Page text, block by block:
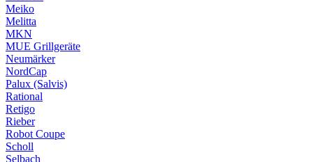
Meiko
Melitta
MKN
MUE Grillgeräte
Neumärker
NordCap
Palux (Salvis)
Rational
Retigo
Rieber
Robot Coupe
Scholl
Selbach